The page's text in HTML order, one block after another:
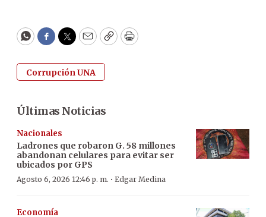
WhatsApp
Facebook
Twitter
EmailCopyPrint
Corrupción UNA
Últimas Noticias
Nacionales
Ladrones que robaron G. 58 millones
abandonan celulares para evitar ser
ubicados por GPS
Agosto 6, 2026 12:46 p. m. · Edgar Medina
Economía